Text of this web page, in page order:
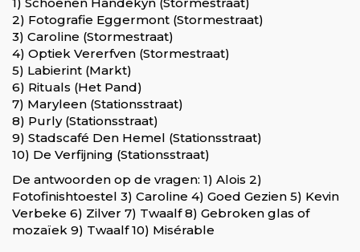
2) Fotografie Eggermont (Stormestraat)
3) Caroline (Stormestraat)
4) Optiek Vererfven (Stormestraat)
5) Labierint (Markt)
6) Rituals (Het Pand)
7) Maryleen (Stationsstraat)
8) Purly (Stationsstraat)
9) Stadscafé Den Hemel (Stationsstraat)
10) De Verfijning (Stationsstraat)
De antwoorden op de vragen: 1) Alois 2)
Fotofinishtoestel 3) Caroline 4) Goed Gezien 5) Kevin
Verbeke 6) Zilver 7) Twaalf 8) Gebroken glas of
mozaïek 9) Twaalf 10) Misérable